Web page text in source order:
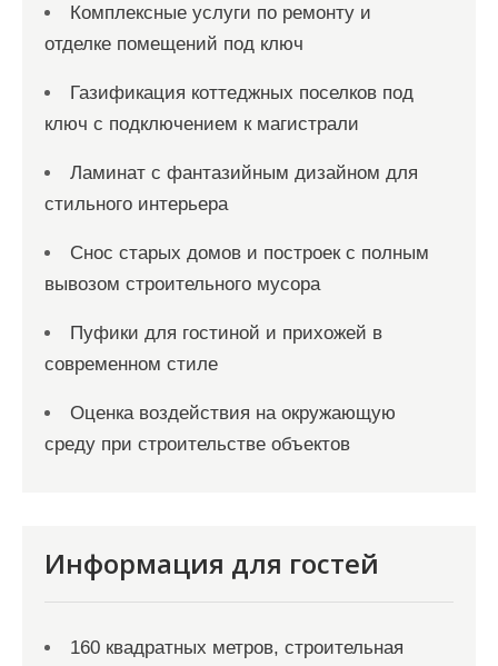
Комплексные услуги по ремонту и
отделке помещений под ключ
Газификация коттеджных поселков под
ключ с подключением к магистрали
Ламинат с фантазийным дизайном для
стильного интерьера
Снос старых домов и построек с полным
вывозом строительного мусора
Пуфики для гостиной и прихожей в
современном стиле
Оценка воздействия на окружающую
среду при строительстве объектов
Информация для гостей
160 квадратных метров, строительная